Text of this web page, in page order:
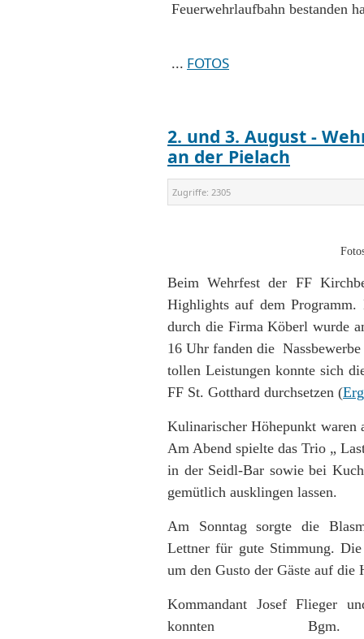
Feuerwehrlaufbahn bestanden
... FOTOS
2. und 3. August -
an der Pielach
Zugriffe: 2305
Beim Wehrfest der FF
Highlights auf dem Programm.
durch die Firma Köberl wurde
16 Uhr fanden die
tollen Leistungen konnte sich
FF St. Gotthard durchsetzen (
Kulinarischer Höhepunkt waren
Am Abend spielte das Trio „
in der Seidl-Bar sowie bei
gemütlich ausklingen lassen.
Am Sonntag sorgte die
Lettner für gute Stimmung.
um den Gusto der Gäste auf
Kommandant Josef Flieger
konnten